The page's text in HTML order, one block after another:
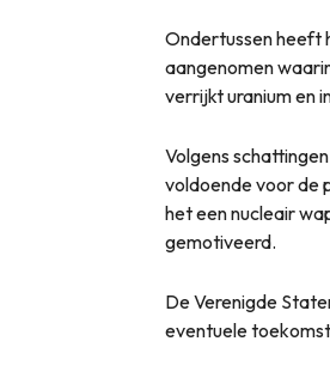
Ondertussen heeft
aangenomen
verrijkt uranium en
Volgens
voldoende voor de
het een nucleair
gemotiveerd.
De Verenigde
eventuele